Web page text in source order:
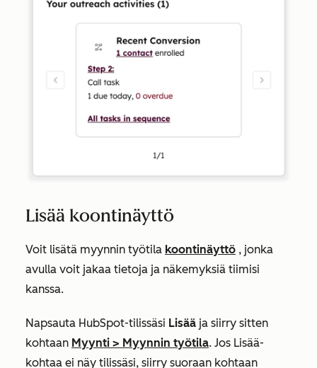
Lisää koontinäyttö
Voit lisätä myynnin työtila koontinäyttö , jonka
avulla voit jakaa tietoja ja näkemyksiä tiimisi
kanssa.
Napsauta HubSpot-tilissäsi Lisää ja siirry sitten
kohtaan Myynti > Myynnin työtila. Jos Lisää-
kohtaa ei näy tilissäsi, siirry suoraan kohtaan